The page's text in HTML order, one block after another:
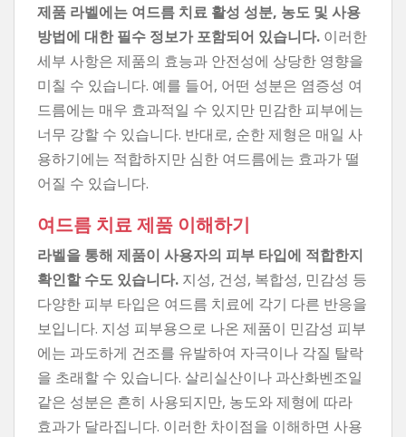
제품 라벨에는 여드름 치료 활성 성분, 농도 및 사용
방법에 대한 필수 정보가 포함되어 있습니다. 이러한
세부 사항은 제품의 효능과 안전성에 상당한 영향을
미칠 수 있습니다. 예를 들어, 어떤 성분은 염증성 여
드름에는 매우 효과적일 수 있지만 민감한 피부에는
너무 강할 수 있습니다. 반대로, 순한 제형은 매일 사
용하기에는 적합하지만 심한 여드름에는 효과가 떨
어질 수 있습니다.
여드름 치료 제품 이해하기
라벨을 통해 제품이 사용자의 피부 타입에 적합한지
확인할 수도 있습니다. 지성, 건성, 복합성, 민감성 등
다양한 피부 타입은 여드름 치료에 각기 다른 반응을
보입니다. 지성 피부용으로 나온 제품이 민감성 피부
에는 과도하게 건조를 유발하여 자극이나 각질 탈락
을 초래할 수 있습니다. 살리실산이나 과산화벤조일
같은 성분은 흔히 사용되지만, 농도와 제형에 따라
효과가 달라집니다. 이러한 차이점을 이해하면 사용